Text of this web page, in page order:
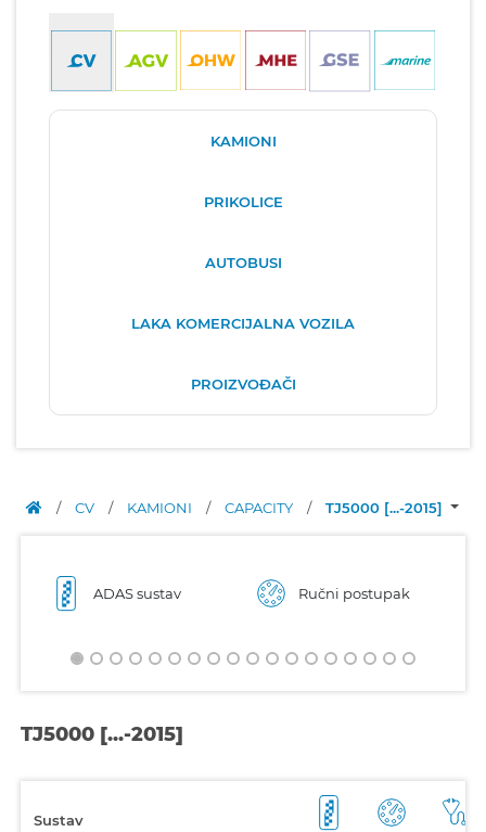
KAMIONI
PRIKOLICE
AUTOBUSI
LAKA KOMERCIJALNA VOZILA
PROIZVOĐAČI
/ CV / KAMIONI / CAPACITY / TJ5000 [...-2015]
ADAS sustav Ručni postupak
TJ5000 [...-2015]
Sustav